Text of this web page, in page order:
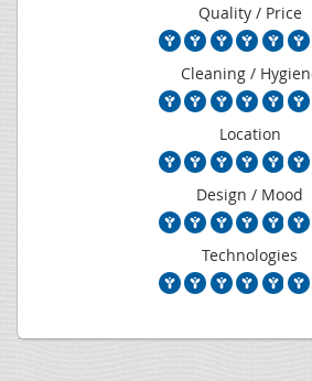
Quality / Price
Cleaning /
Location
Design / Mood
Technologies